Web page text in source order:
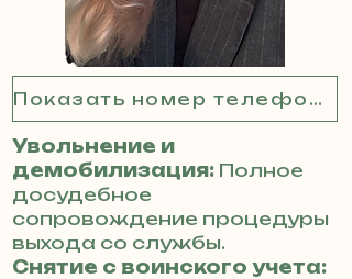
Показать номер телефона
Увольнение и
демобилизация: Полное
досудебное
сопровождение процедуры
выхода со службы.
Снятие с воинского учета: